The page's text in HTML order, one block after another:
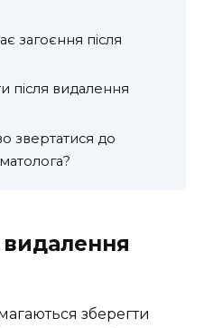
загоєння після
після видалення
звертатися до
видалення
зберегти